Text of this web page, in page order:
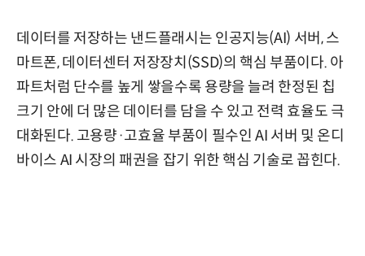
데이터를 저장하는 낸드플래시는 인공지능(AI) 서버, 스
마트폰, 데이터센터 저장장치(SSD)의 핵심 부품이다. 아
파트처럼 단수를 높게 쌓을수록 용량을 늘려 한정된 칩
크기 안에 더 많은 데이터를 담을 수 있고 전력 효율도 극
대화된다. 고용량·고효율 부품이 필수인 AI 서버 및 온디
바이스 AI 시장의 패권을 잡기 위한 핵심 기술로 꼽힌다.